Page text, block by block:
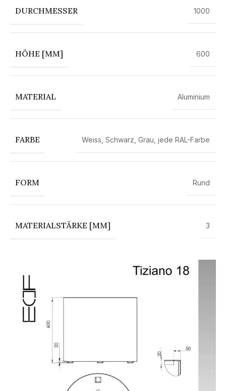
DURCHMESSER 1000
HÖHE [MM] 600
MATERIAL Aluminium
FARBE Weiss Schwarz Grau jede RAL-Farbe
FORM Rund
MATERIALSTÄRKE [MM] 3